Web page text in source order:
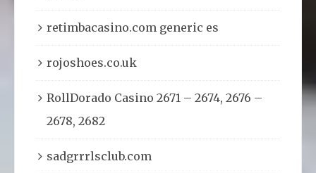
retimbacasino.com generic es
rojoshoes.co.uk
RollDorado Casino 2671 – 2674, 2676 –
2678, 2682
sadgrrrlsclub.com